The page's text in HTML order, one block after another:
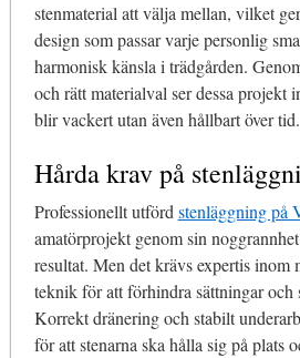
stenmaterial att välja mellan, vilket
design som passar varje personlig
harmonisk känsla i trädgården.
och rätt materialval ser dessa projekt
blir vackert utan även hållbart över tid.
Hårda krav på
Professionellt utfördstenläggning på
amatörprojekt genom sin
resultat. Men det krävs expertis inom
teknik för att förhindra sättningar och
Korrekt dränering och stabilt
för att stenarna ska hålla sig på plats